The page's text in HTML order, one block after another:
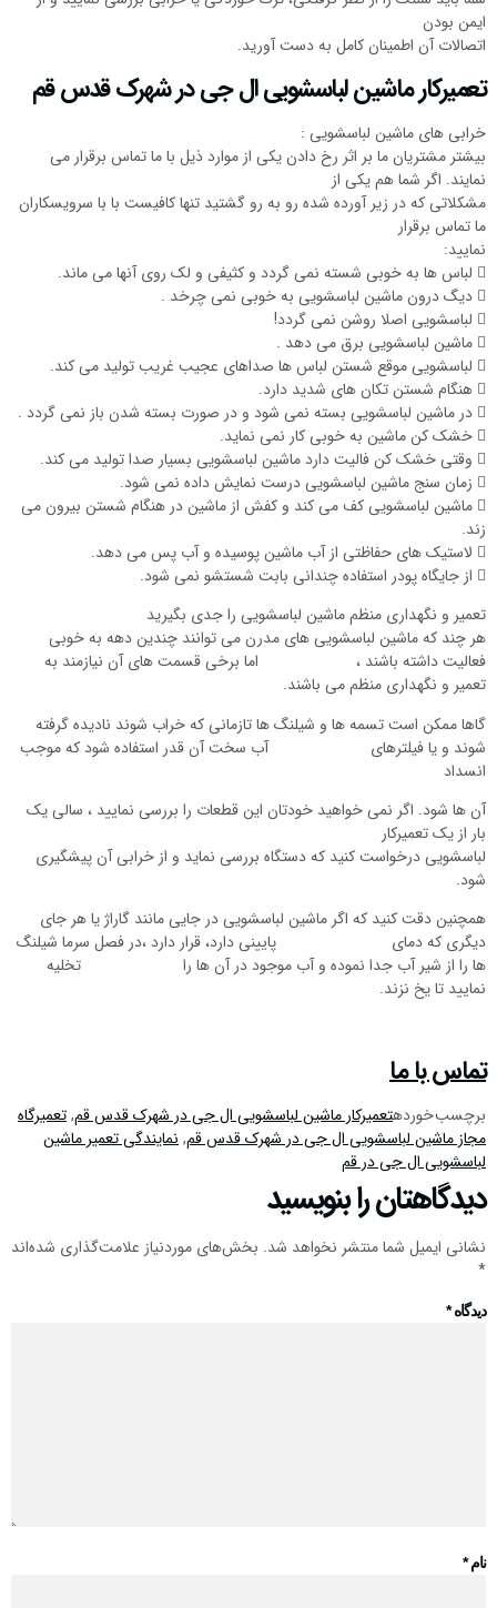
ایمن بودن
اتصالات آن اطمینان کامل به دست آورید.
تعمیرکار ماشین لباسشویی ال جی در شهرک قدس قم
خرابی های ماشین لباسشویی :
بیشتر مشتریان ما بر اثر رخ دادن یکی از موارد ذیل با ما تماس برقرار می
نمایند. اگر شما هم یکی از
مشکلاتی که در زیر آورده شده رو به رو گشتید تنها کافیست با با سرویسکاران
ما تماس برقرار
نمایید:
 لباس ها به خوبی شسته نمی گردد و کثیفی و لک روی آنها می ماند.
 دیگ درون ماشین لباسشویی به خوبی نمی چرخد .
 لباسشویی اصلا روشن نمی گردد!
 ماشین لباسشویی برق می دهد .
 لباسشویی موقع شستن لباس ها صداهای عجیب غریب تولید می کند.
 هنگام شستن تکان های شدید دارد.
 در ماشین لباسشویی بسته نمی شود و در صورت بسته شدن باز نمی گردد .
 خشک کن ماشین به خوبی کار نمی نماید.
 وقتی خشک کن فالیت دارد ماشین لباسشویی بسیار صدا تولید می کند.
 زمان سنج ماشین لباسشویی درست نمایش داده نمی شود.
 ماشین لباسشویی کف می کند و کفش از ماشین در هنگام شستن بیرون می
زند.
 لاستیک های حفاظتی از آب ماشین پوسیده و آب پس می دهد.
 از جایگاه پودر استفاده چندانی بابت شستشو نمی شود.
تعمیر و نگهداری منظم ماشین لباسشویی را جدی بگیرید
هر چند که ماشین لباسشویی های مدرن می توانند چندین دهه به خوبی
فعالیت داشته باشند ، اما برخی قسمت های آن نیازمند به
تعمیر و نگهداری منظم می باشند.
گاها ممکن است تسمه ها و شیلنگ ها تازمانی که خراب شوند نادیده گرفته
شوند و یا فیلترهای آب سخت آن قدر استفاده شود که موجب
انسداد
آن ها شود. اگر نمی خواهید خودتان این قطعات را بررسی نمایید ، سالی یک
بار از یک تعمیرکار
لباسشویی درخواست کنید که دستگاه بررسی نماید و از خرابی آن پیشگیری
شود.
همچنین دقت کنید که اگر ماشین لباسشویی در جایی مانند گاراژ یا هر جای
دیگری که دمای پایینی دارد، قرار دارد ،در فصل سرما شیلنگ
ها را از شیر آب جدا نموده و آب موجود در آن ها را تخلیه
نمایید تا یخ نزند.
تماس با ما
برچسب خوردهتعمیرکار ماشین لباسشویی ال جی در شهرک قدس قم,تعمیرگاه
مجاز ماشین لباسشویی ال جی در شهرک قدس قم,نمایندگی تعمیر ماشین
لباسشویی ال جی در قم
دیدگاهتان را بنویسید
نشانی ایمیل شما منتشر نخواهد شد. بخش‌های موردنیاز علامت‌گذاری شده‌اند
*
دیدگاه*
نام*